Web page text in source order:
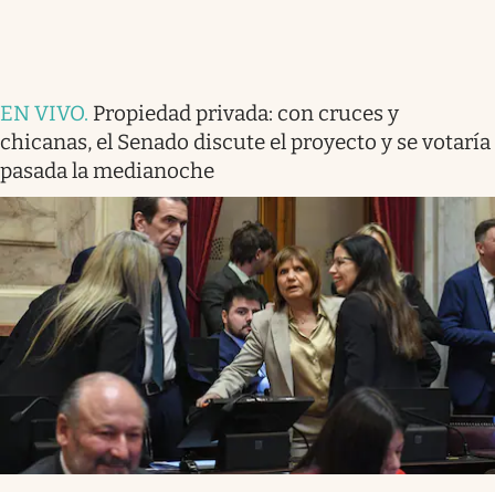
EN VIVO. Propiedad privada: con cruces y
chicanas, el Senado discute el proyecto y se votaría
pasada la medianoche